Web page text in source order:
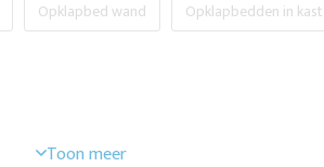
Opklapbed wand Opklapbedden in kast